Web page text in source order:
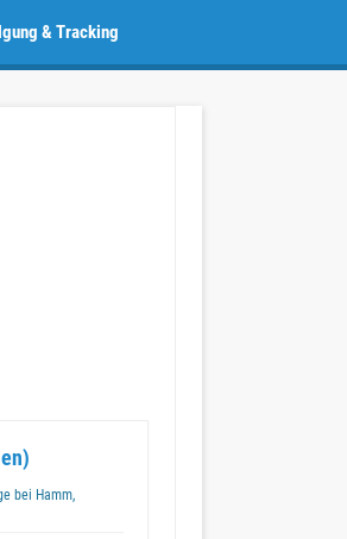
& Tracking
bei Hamm,